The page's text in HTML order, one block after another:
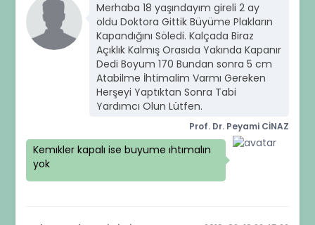
Merhaba 18 yaşındayım gireli 2 ay
oldu Doktora Gittik Büyüme Plakların
Kapandığını Söledi. Kalçada Biraz
Açıklık Kalmış Orasıda Yakında Kapanır
Dedi Boyum 170 Bundan sonra 5 cm
Atabilme İhtimalim Varmı Gereken
Herşeyi Yaptıktan Sonra Tabi
Yardımcı Olun Lütfen.
Prof. Dr. Peyami CİNAZ
Kemıkler kapalı ise buyume ıhtımalın
yok